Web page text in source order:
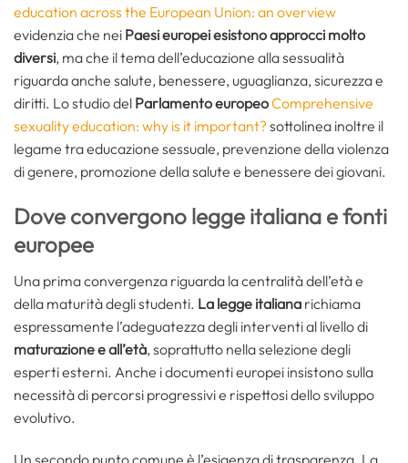
education across the European Union: an overview
evidenzia che nei Paesi europei esistono approcci molto
diversi, ma che il tema dell’educazione alla sessualità
riguarda anche salute, benessere, uguaglianza, sicurezza e
diritti. Lo studio del Parlamento europeoComprehensive
sexuality education: why is it important?sottolinea inoltre il
legame tra educazione sessuale, prevenzione della violenza
di genere, promozione della salute e benessere dei giovani.
Dove convergono legge italiana e fonti
europee
Una prima convergenza riguarda la centralità dell’età e
della maturità degli studenti. La legge italiana richiama
espressamente l’adeguatezza degli interventi al livello di
maturazione e all’età, soprattutto nella selezione degli
esperti esterni. Anche i documenti europei insistono sulla
necessità di percorsi progressivi e rispettosi dello sviluppo
evolutivo.
Un secondo punto comune è l’esigenza di trasparenza. La